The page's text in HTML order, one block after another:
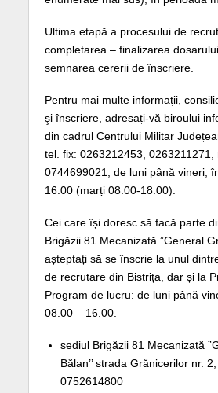
Ultima etapă a procesului de
completarea – finalizarea
semnarea cererii de înscriere.
Pentru mai multe informații,
şi înscriere, adresați-vă biroului
din cadrul Centrului Militar
tel. fix: 0263212453, 0263211271,
0744699021, de luni până vineri,
16:00 (marți 08:00-18:00).
Cei care își doresc să facă parte
Brigăzii 81 Mecanizată ”General
așteptați să se înscrie la unul
de recrutare din Bistrița, dar și la
Program de lucru: de luni până
08.00 – 16.00.
sediul Brigăzii 81 Mecanizată
Bălan’’ strada Grănicerilor nr.
0752614800